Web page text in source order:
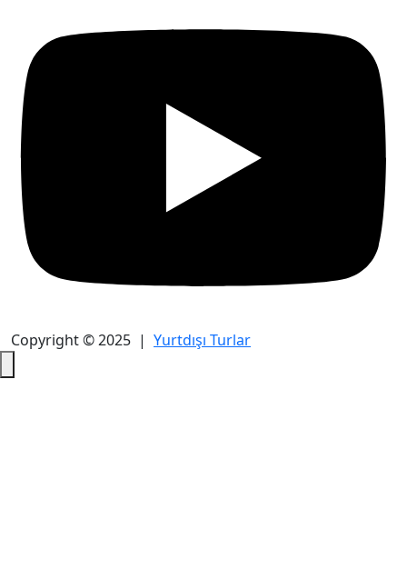
Copyright © 2025 | Yurtdışı Turlar